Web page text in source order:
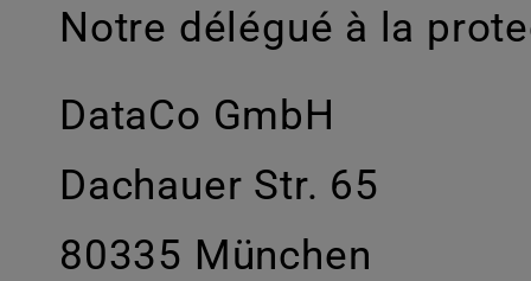
Notre délégué à la
DataCo GmbH
Dachauer Str. 65
80335 München